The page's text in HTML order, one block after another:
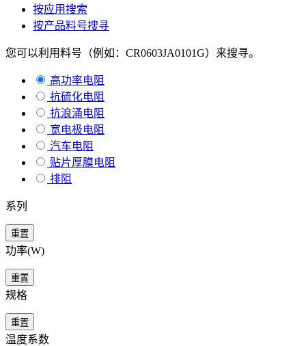
按应用搜索
按产品料号搜寻
您可以利用料号（例如：CR0603JA0101G）来搜寻。
高功率电阻
抗硫化电阻
抗浪涌电阻
宽电极电阻
汽车电阻
贴片厚膜电阻
排阻
系列
重置
功率(W)
重置
规格
重置
温度系数